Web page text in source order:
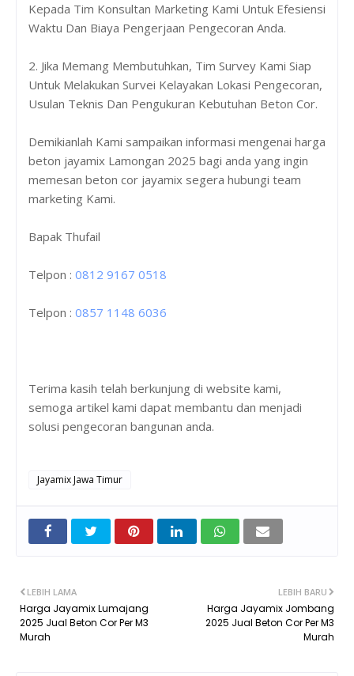
Kepada Tim Konsultan Marketing Kami Untuk Efesiensi
Waktu Dan Biaya Pengerjaan Pengecoran Anda.
2. Jika Memang Membutuhkan, Tim Survey Kami Siap
Untuk Melakukan Survei Kelayakan Lokasi Pengecoran,
Usulan Teknis Dan Pengukuran Kebutuhan Beton Cor.
Demikianlah Kami sampaikan informasi mengenai harga
beton jayamix Lamongan 2025 bagi anda yang ingin
memesan beton cor jayamix segera hubungi team
marketing Kami.
Bapak Thufail
Telpon : 0812 9167 0518
Telpon : 0857 1148 6036
Terima kasih telah berkunjung di website kami,
semoga artikel kami dapat membantu dan menjadi
solusi pengecoran bangunan anda.
Jayamix Jawa Timur
LEBIH BARU
Harga Jayamix Jombang
2025 Jual Beton Cor Per M3
Murah
LEBIH LAMA
Harga Jayamix Lumajang
2025 Jual Beton Cor Per M3
Murah